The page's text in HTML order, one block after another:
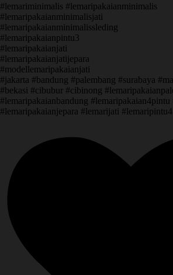
#lemariminimalis #lemaripakaianminimalis
#lemaripakaianminimalisjati
#lemaripakaianminimalissleding
#lemaripakaianpintu3
#lemaripakaianjati
#lemaripakaianjatijepara
#modellemaripakaianjati
#jakarta #bandung #palembang #surabaya
#bekasi #cibubur #cibinong
#lemaripakaianbandung
#lemaripakaianjepara #lemarijati